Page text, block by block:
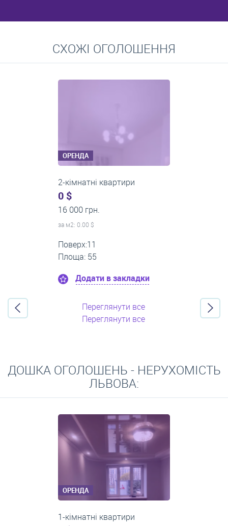
Середні ціни на довготривалу оренду квартир, особняків,
кімнат
СХОЖІ ОГОЛОШЕННЯ
ОРЕНДА
2-кімнатні квартири
0 $
14 000 грн.
за м2: 0.00 $
Поверх:5
Площа: 50
Додати в закладки
Переглянути все
Переглянути все
ДОШКА ОГОЛОШЕНЬ - НЕРУХОМІСТЬ
ЛЬВОВА:
ОРЕНДА
2-кімнатні квартири